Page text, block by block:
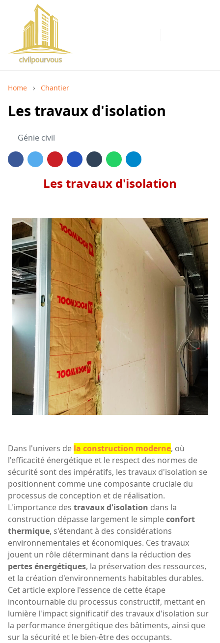
Home Chantier
Les travaux d'isolation
Génie civil
Les travaux d'isolation
Dans l'univers de la construction moderne, où
l'efficacité énergétique et le respect des normes de
sécurité sont des impératifs, les travaux d'isolation se
positionnent comme une composante cruciale du
processus de conception et de réalisation.
L'importance des travaux d'isolation dans la
construction dépasse largement le simpleconfort
thermique, s'étendant à des considérations
environnementales et économiques. Ces travaux
jouent un rôle déterminant dans la réduction des
pertes énergétiques, la préservation des ressources,
et la création d'environnements habitables durables.
Cet article explore l'essence de cette étape
incontournable du processus constructif, mettant en
lumière l'impact significatif des travaux d'isolation sur
la performance énergétique des bâtiments, ainsi que
sur la sécurité et le bien-être des occupants.